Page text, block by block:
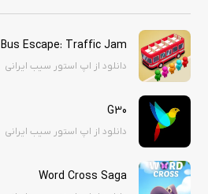
Bus Escape: Traffic Jam هک شده
دانلود از اپ استور سیب ایرانی
G30
دانلود از اپ استور سیب ایرانی
Word Cross Saga